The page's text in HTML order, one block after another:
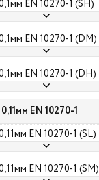
EN 10270-1 (SH)
EN 10270-1 (DM)
EN 10270-1 (DH)
EN 10270-1
EN 10270-1 (SL)
EN 10270-1 (SM)